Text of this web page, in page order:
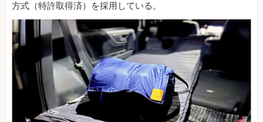
方式（特許取得済）を採用している。